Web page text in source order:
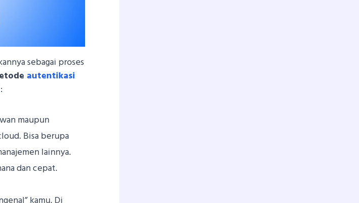
sebagai proses
autentikasi
maupun
Bisa berupa
lainnya.
dan cepat.